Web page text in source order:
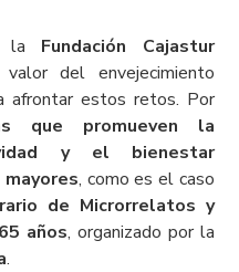
la Fundación Cajastur
del envejecimiento
afrontar estos retos. Por
que promueven la
y el bienestar
, como es el caso
de Microrrelatos y
años, organizado por la
.